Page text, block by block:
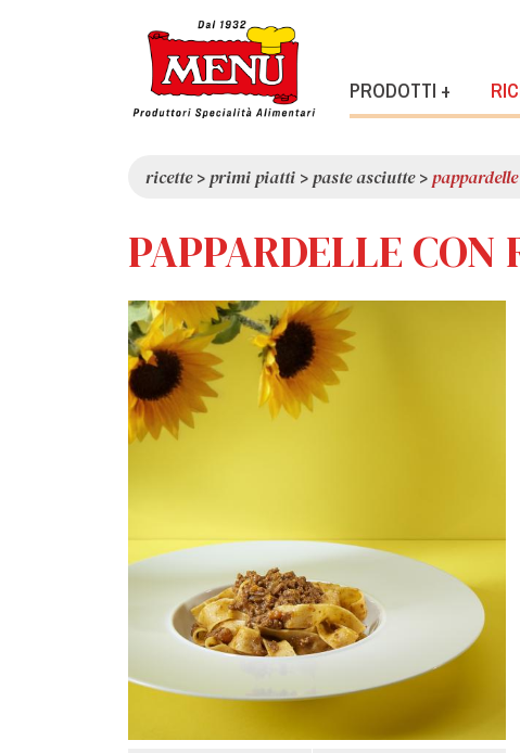
PRODOTTI +
ricette>primi piatti >paste asciutte>
PAPPARDELLE